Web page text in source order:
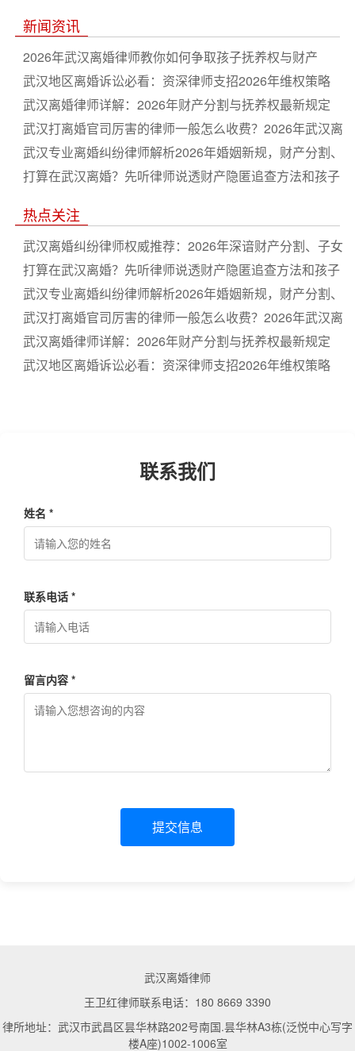
新闻资讯
2026年武汉离婚律师教你如何争取孩子抚养权与财产
武汉地区离婚诉讼必看：资深律师支招2026年维权策略
武汉离婚律师详解：2026年财产分割与抚养权最新规定
武汉打离婚官司厉害的律师一般怎么收费？2026年武汉离
婚律师费用标准一览
武汉专业离婚纠纷律师解析2026年婚姻新规，财产分割、
子女抚养权争夺诉讼全流程指南
打算在武汉离婚？先听律师说透财产隐匿追查方法和孩子
热点关注
武汉离婚纠纷律师权威推荐：2026年深谙财产分割、子女
抚养、债务处理的著名专业法律团队
打算在武汉离婚？先听律师说透财产隐匿追查方法和孩子
抚养权判决规则，2026年避坑指南不求人
武汉专业离婚纠纷律师解析2026年婚姻新规，财产分割、
子女抚养权争夺诉讼全流程指南
武汉打离婚官司厉害的律师一般怎么收费？2026年武汉离
婚律师费用标准一览
武汉离婚律师详解：2026年财产分割与抚养权最新规定
武汉地区离婚诉讼必看：资深律师支招2026年维权策略
联系我们
姓名 *
联系电话 *
留言内容 *
提交信息
武汉离婚律师
王卫红律师联系电话：180 8669 3390
律所地址：武汉市武昌区昙华林路202号南国.昙华林A3栋(泛悦中心写字
楼A座)1002-1006室